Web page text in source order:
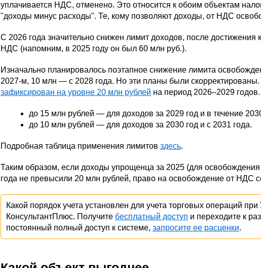
уплачивается НДС, отменено. Это относится к обоим объектам
"доходы минус расходы". Те, кому позволяют доходы, от НДС
С 2026 года значительно снижен лимит доходов, после достижения
НДС (напомним, в 2025 году он был 60 млн руб.).
Изначально планировалось поэтапное снижение лимита
2027-м, 10 млн — с 2028 года. Но эти планы были
зафиксирован на уровне 20 млн рублей на период 2026–2029
до 15 млн рублей — для доходов за 2029 год и в течение
до 10 млн рублей — для доходов за 2030 год и с 2031 года.
Подробная таблица применения лимитов здесь.
Таким образом, если доходы упрощенца за 2025 (для
года не превысили 20 млн рублей, право на освобождение от НДС
Какой порядок учета установлен для учета торговых операций
КонсультантПлюс. Получите бесплатный доступ и переходите к
постоянный полный доступ к системе, запросите ее расценки.